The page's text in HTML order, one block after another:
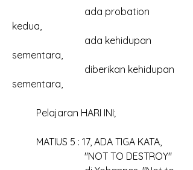
kedua,
sementara,
sementara,
	Pelajaran HARI INI;
	MATIUS 5 : 17, ADA TIGA KATA,
			"NOT TO DESTROY"